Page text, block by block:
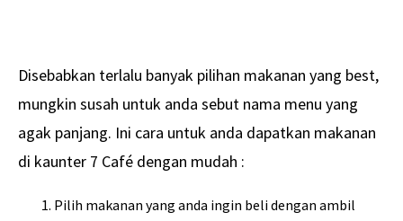
Disebabkan terlalu banyak pilihan makanan yang best,
mungkin susah untuk anda sebut nama menu yang
agak panjang. Ini cara untuk anda dapatkan makanan
di kaunter 7 Café dengan mudah :
Pilih makanan yang anda ingin beli dengan ambil